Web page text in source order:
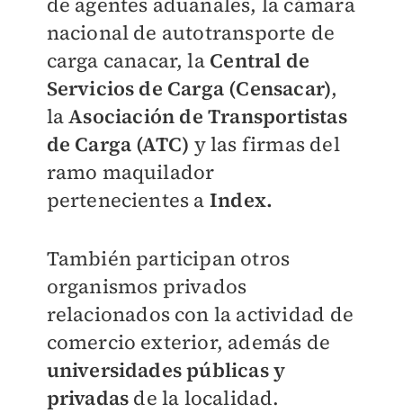
nacional de autotransporte de
carga canacar, la Central de
Servicios de Carga (Censacar),
laAsociación de Transportistas
de Carga (ATC) y las firmas del
ramo maquilador
pertenecientes a Index.
También participan otros
organismos privados
relacionados con la actividad de
comercio exterior, además de
universidades públicas y
privadas de la localidad.